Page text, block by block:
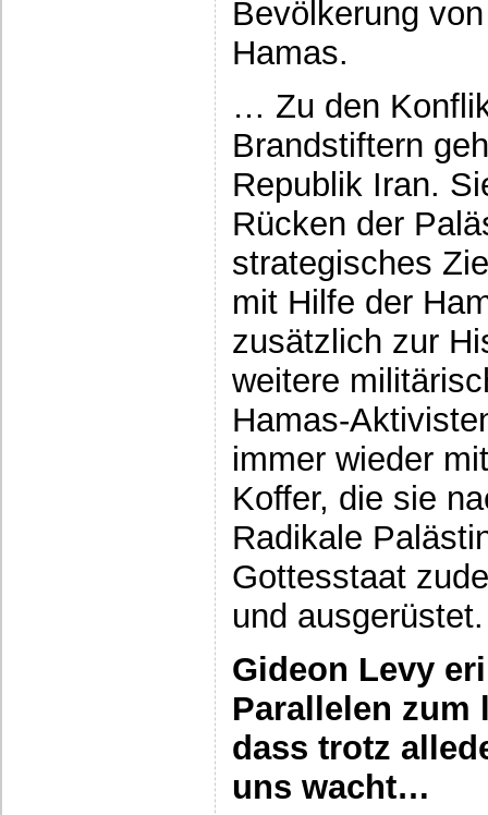
Bevölkerung
Hamas.
… Zu den
Brandstiftern
Republik Iran.
Rücken der
strategisches
mit Hilfe der
zusätzlich zur
weitere
Hamas-
immer wieder
Koffer, die sie
Radikale
Gottesstaat
und ausgerüstet.
Gideon Levy
Parallelen zum
dass trotz
uns wacht…